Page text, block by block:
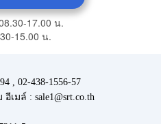
17.00 น.
15.00 น.
, 02-438-1556-57
มล์ : sale1@srt.co.th